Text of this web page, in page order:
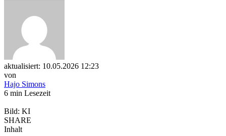
aktualisiert: 10.05.2026 12:23
von
Hajo Simons
6 min Lesezeit
Bild: KI
SHARE
Inhalt